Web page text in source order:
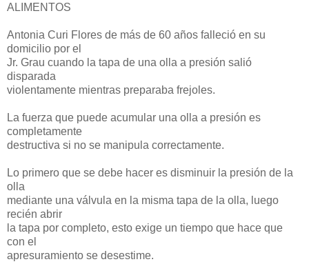
ALIMENTOS
Antonia Curi Flores de más de 60 años falleció en su
domicilio por el
Jr. Grau cuando la tapa de una olla a presión salió
disparada
violentamente mientras preparaba frejoles.
La fuerza que puede acumular una olla a presión es
completamente
destructiva si no se manipula correctamente.
Lo primero que se debe hacer es disminuir la presión de la
olla
mediante una válvula en la misma tapa de la olla, luego
recién abrir
la tapa por completo, esto exige un tiempo que hace que
con el
apresuramiento se desestime.